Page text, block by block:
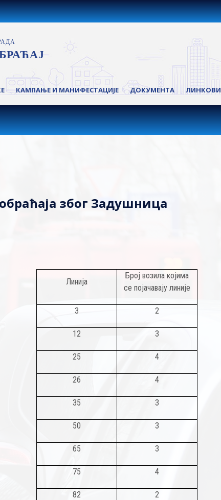
КАМПАЊЕ И МАНИФЕСТАЦИЈЕ ДОКУМЕНТА ЛИНКОВИ
због Задушница
Линија
Број возила којима
се појачавају линије
3 2
12 3
25 4
26 4
35 3
50 3
65 3
75 4
82 2